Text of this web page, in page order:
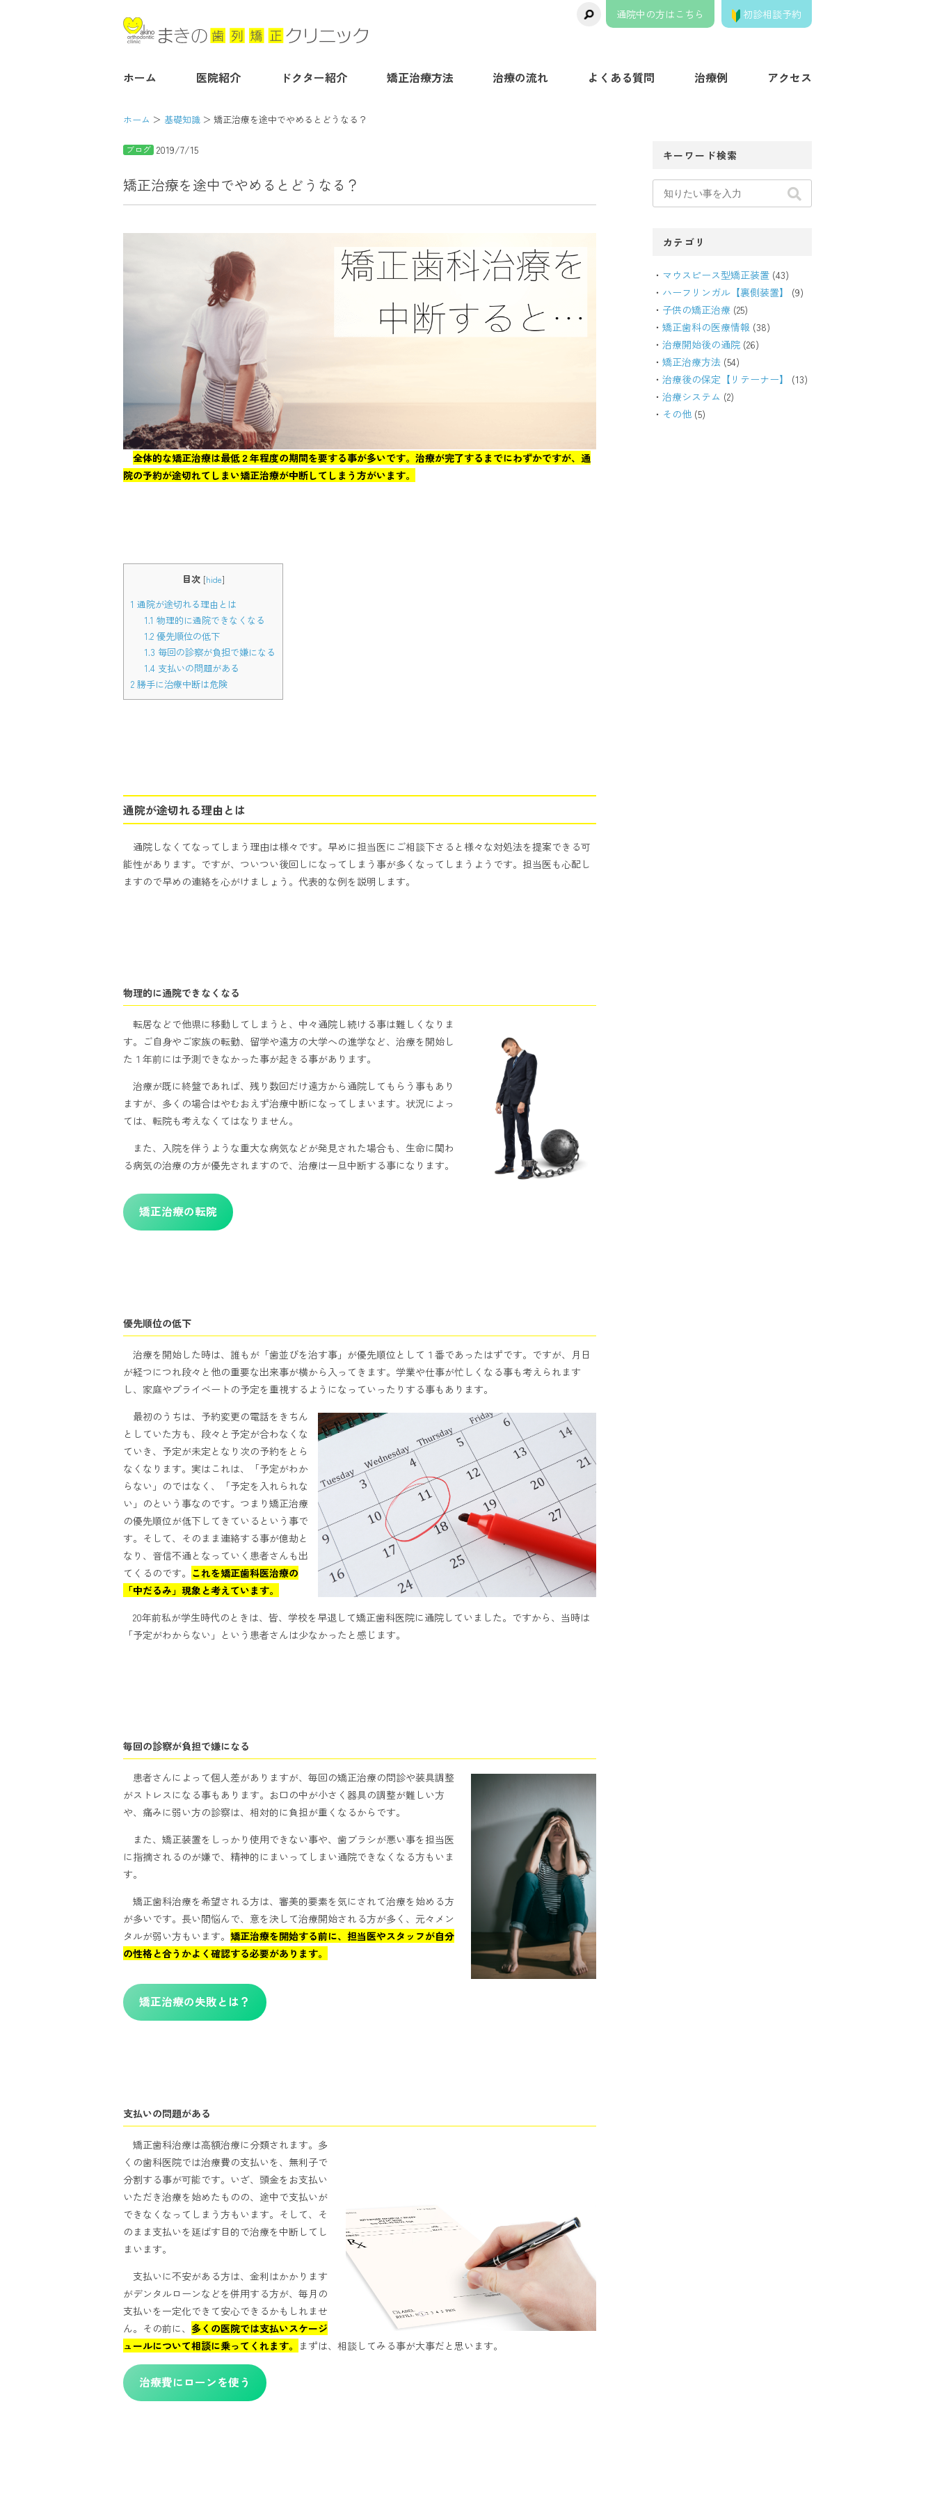
通院中の方はこちら 初診相談予約
ホーム 医院紹介 ドクター紹介 矯正治療方法 治療の流れ よくある質問 治療例 アクセス
ホーム 基礎知識 矯正治療を途中でやめるとどうなる？
ブログ 2019/7/15
矯正治療を途中でやめるとどうなる？
全体的な矯正治療は最低２年程度の期間を要する事が多いです。治療が完了するまでにわずかですが、通
院の予約が途切れてしまい矯正治療が中断してしまう方がいます。
目次 [hide]
1 通院が途切れる理由とは
1.1 物理的に通院できなくなる
1.2優先順位の低下
1.3 毎回の診察が負担で嫌になる
1.4支払いの問題がある
2 勝手に治療中断は危険
通院が途切れる理由とは
通院しなくてなってしまう理由は様々です。早めに担当医にご相談下さると様々な対処法を提案できる可
能性があります。ですが、ついつい後回しになってしまう事が多くなってしまうようです。担当医も心配し
ますので早めの連絡を心がけましょう。代表的な例を説明します。
物理的に通院できなくなる
転居などで他県に移動してしまうと、中々通院し続ける事は難しくなりま
す。ご自身やご家族の転勤、留学や遠方の大学への進学など、治療を開始し
た１年前には予測できなかった事が起きる事があります。
治療が既に終盤であれば、残り数回だけ遠方から通院してもらう事もあり
ますが、多くの場合はやむおえず治療中断になってしまいます。状況によっ
ては、転院も考えなくてはなりません。
また、入院を伴うような重大な病気などが発見された場合も、生命に関わ
る病気の治療の方が優先されますので、治療は一旦中断する事になります。
矯正治療の転院
優先順位の低下
治療を開始した時は、誰もが「歯並びを治す事」が優先順位として１番であったはずです。ですが、月日
が経つにつれ段々と他の重要な出来事が横から入ってきます。学業や仕事が忙しくなる事も考えられます
し、家庭やプライベートの予定を重視するようになっていったりする事もあります。
最初のうちは、予約変更の電話をきちん
としていた方も、段々と予定が合わなくな
ていき、予定が未定となり次の予約をとら
なくなります。実はこれは、「予定がわか
らない」のではなく、「予定を入れられな
い」のという事なのです。つまり矯正治療
の優先順位が低下してきているという事で
す。そして、そのまま連絡する事が億劫と
なり、音信不通となっていく患者さんも出
てくるのです。 これを矯正歯科医治療の
「中だるみ」現象と考えています。
20年前私が学生時代のときは、皆、学校を早退して矯正歯科医院に通院していました。ですから、当時は
「予定がわからない」という患者さんは少なかったと感じます。
毎回の診察が負担で嫌になる
患者さんによって個人差がありますが、毎回の矯正治療の問診や装具調整
がストレスになる事もあります。お口の中が小さく器具の調整が難しい方
や、痛みに弱い方の診察は、相対的に負担が重くなるからです。
また、矯正装置をしっかり使用できない事や、歯ブラシが悪い事を担当医
に指摘されるのが嫌で、精神的にまいってしまい通院できなくなる方もいま
す。
矯正歯科治療を希望される方は、審美的要素を気にされて治療を始める方
が多いです。長い間悩んで、意を決して治療開始される方が多く、元々メン
タルが弱い方もいます。 矯正治療を開始する前に、担当医やスタッフが自分
の性格と合うかよく確認する必要があります。
矯正治療の失敗とは？
支払いの問題がある
矯正歯科治療は高額治療に分類されます。多
くの歯科医院では治療費の支払いを、無利子で
分割する事が可能です。いざ、頭金をお支払い
いただき治療を始めたものの、途中で支払いが
できなくなってしまう方もいます。そして、そ
のまま支払いを延ばす目的で治療を中断してし
まいます。
支払いに不安がある方は、金利はかかります
がデンタルローンなどを併用する方が、毎月の
支払いを一定化できて安心できるかもしれませ
ん。その前に、 多くの医院では支払いスケージ
ュールについて相談に乗ってくれます。 まずは、相談してみる事が大事だと思います。
治療費にローンを使う
キーワード検索
カテゴリ
マウスピース型矯正装置 (43)
ハーフリンガル【裏側装置】
(9)
子供の矯正治療 (25)
矯正歯科の医療情報 (38)
治療開始後の通院 (26)
矯正治療方法 (54)
治療後の保定【リテーナー】
(13)
治療システム (2)
その他 (5)